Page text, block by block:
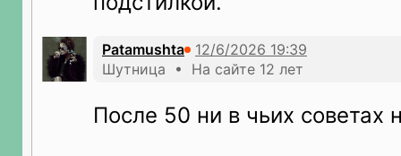
Patamushta
Шутница • На сайте 12 лет
После 50 ни в чьих советах